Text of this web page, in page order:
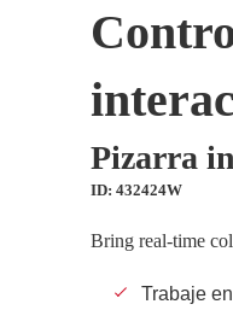
Pizarra
ID: 432424W
Bring real-time
Trabaje